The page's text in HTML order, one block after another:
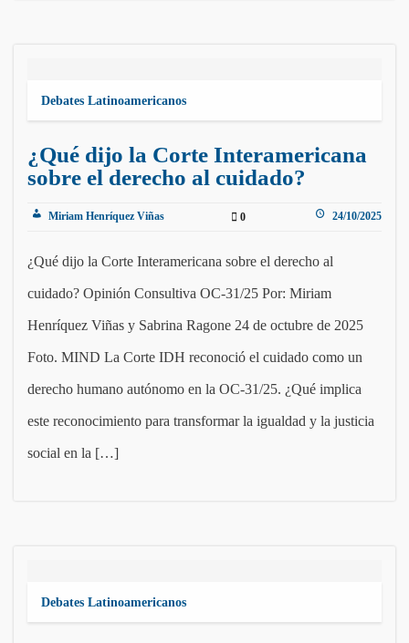
Debates Latinoamericanos
¿Qué dijo la Corte Interamericana
sobre el derecho al cuidado?
Miriam Henríquez Viñas 0 24/10/2025
¿Qué dijo la Corte Interamericana sobre el derecho al
cuidado? Opinión Consultiva OC-31/25 Por: Miriam
Henríquez Viñas y Sabrina Ragone 24 de octubre de 2025
Foto. MIND La Corte IDH reconoció el cuidado como un
derecho humano autónomo en la OC-31/25. ¿Qué implica
este reconocimiento para transformar la igualdad y la justicia
social en la […]
Debates Latinoamericanos